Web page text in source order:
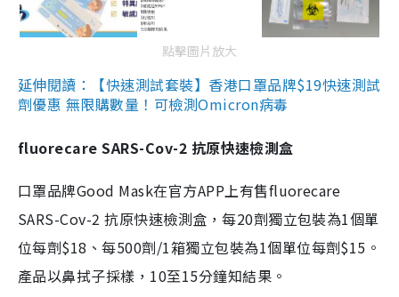
點擊圖片放大
延伸閱讀：【快速測試套裝】香港口罩品牌$19快速測試
劑優惠 無限購數量！可檢測Omicron病毒
fluorecare SARS-Cov-2 抗原快速檢測盒
口罩品牌Good Mask在官方APP上有售fluorecare
SARS-Cov-2 抗原快速檢測盒，每20劑獨立包裝為1個單
位每劑$18、每500劑/1箱獨立包裝為1個單位每劑$15。
產品以鼻拭子採樣，10至15分鐘知結果。